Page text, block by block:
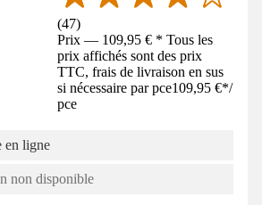
(47)
Prix — 109,95 € * Tous les
prix affichés sont des prix
TTC, frais de livraison en sus
si nécessaire par pce109,95 €*/
pce
en ligne
non disponible